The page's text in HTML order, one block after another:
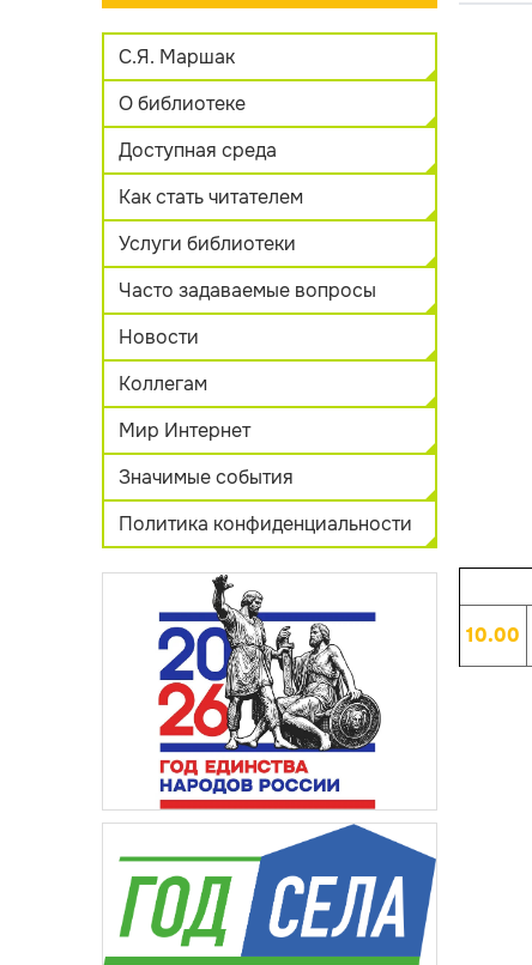
С.Я. Маршак
О библиотеке
Доступная среда
Как стать читателем
Услуги библиотеки
Часто задаваемые вопросы
Новости
Коллегам
Мир Интернет
Значимые события
Политика конфиденциальности
10.00